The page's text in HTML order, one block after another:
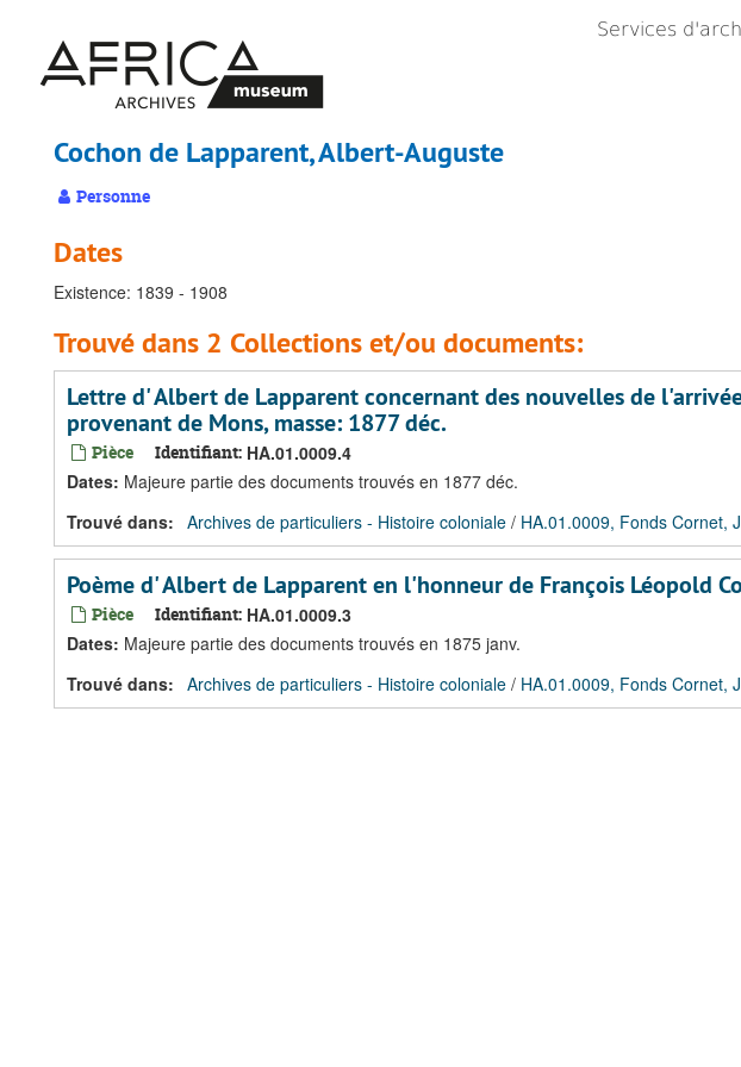
contenu
principal
Services
Cochon de Lapparent, Albert-Auguste
Personne
Dates
Existence: 1839 - 1908
Trouvé dans 2 Collections et/ou documents:
Lettre d' Albert de Lapparent concernant des nouvelles de
provenant de Mons, masse: 1877 déc.
Pièce Identifiant: HA.01.0009.4
Dates: Majeure partie des documents trouvés en 1877 déc.
Trouvé dans: Archives de particuliers - Histoire coloniale / HA.01.0009, Fonds Cornet,
Poème d' Albert de Lapparent en l'honneur de François Léopold
Pièce Identifiant: HA.01.0009.3
Dates: Majeure partie des documents trouvés en 1875 janv.
Trouvé dans: Archives de particuliers - Histoire coloniale / HA.01.0009, Fonds Cornet,